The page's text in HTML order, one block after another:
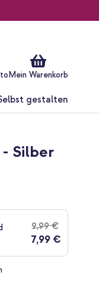
Mein Warenkorb
gestalten
- Silber
9,99 €
7,99 €